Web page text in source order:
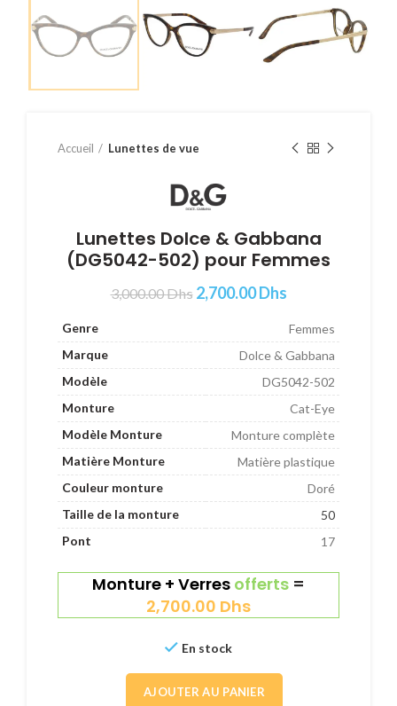
Accueil Lunettes de vue
Lunettes Dolce & Gabbana
(DG5042-502) pour Femmes
3,000.00Dhs 2,700.00Dhs
Genre
Femmes
Marque
Dolce & Gabbana
Modèle
DG5042-502
Monture
Cat-Eye
Modèle Monture
Monture complète
Matière Monture
Matière plastique
Couleur monture
Doré
Taille de la monture
50
Pont
17
Monture + Verres offerts =
2,700.00 Dhs
En stock
AJOUTER AU PANIER